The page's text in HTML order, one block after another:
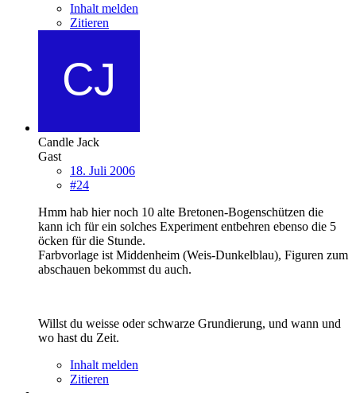
Inhalt melden
Zitieren
Candle Jack
Gast
18. Juli 2006
#24
Hmm hab hier noch 10 alte Bretonen-Bogenschützen die
kann ich für ein solches Experiment entbehren ebenso die 5
öcken für die Stunde.
Farbvorlage ist Middenheim (Weis-Dunkelblau), Figuren zum
abschauen bekommst du auch.
Willst du weisse oder schwarze Grundierung, und wann und
wo hast du Zeit.
Inhalt melden
Zitieren